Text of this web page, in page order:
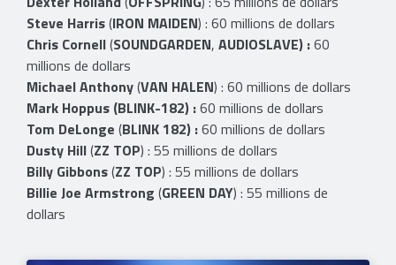
Steve Harris(IRON MAIDEN) : 60 millions de dollars
Chris Cornell(SOUNDGARDEN, AUDIOSLAVE) :60
millions de dollars
Michael Anthony(VAN HALEN) : 60 millions de dollars
Mark Hoppus (BLINK-182) :60 millions de dollars
Tom DeLonge (BLINK 182) :60 millions de dollars
Dusty Hill(ZZ TOP) : 55 millions de dollars
Billy Gibbons(ZZ TOP) : 55 millions de dollars
Billie Joe Armstrong (GREEN DAY) : 55 millions de
dollars